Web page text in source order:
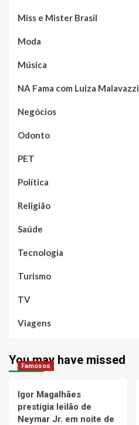
Miss e Mister Brasil
Moda
Música
NA Fama com Luiza Malavazzi
Negócios
Odonto
PET
Política
Religião
Saúde
Tecnologia
Turismo
TV
Viagens
You may have missed
Famosos
Igor Magalhães
prestigia leilão de
Neymar Jr. em noite de